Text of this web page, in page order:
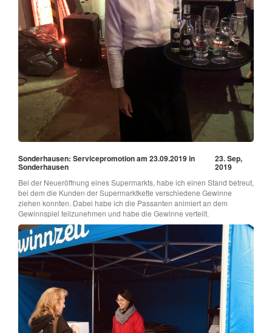
Sonderhausen: Servicepromotion am 23.09.2019 in
Sonderhausen
23. Sep,
2019
Bei der Neueröffnung eines Supermarkts, habe ich einen Stand betreut,
bei dem die Kunden der Supermarktkette verschiedene Gewinne
ziehen konnten. Dabei habe ich die Passanten animiert an dem
Gewinnspiel teilzunehmen und habe die Gewinne verteilt.